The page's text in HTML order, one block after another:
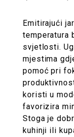
Emitirajući
temperatura
svjetlosti.
mjestima
pomoć pri
koristi u
favorizira
Stoga je
kuhinji ili